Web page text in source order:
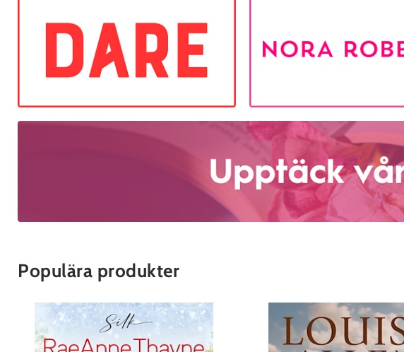
Populära produkter